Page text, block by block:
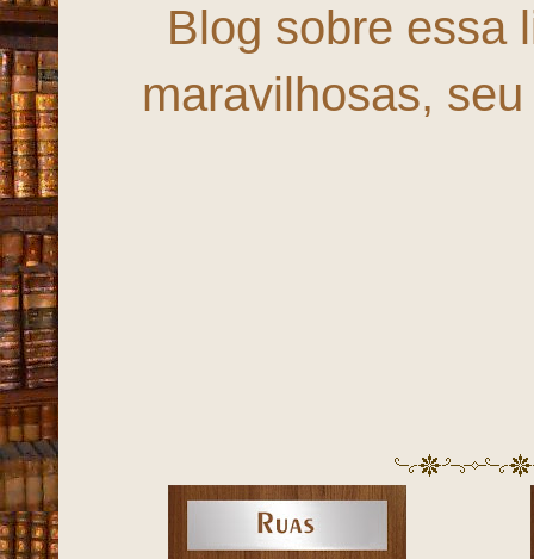
Blog sobre essa
maravilhosas,